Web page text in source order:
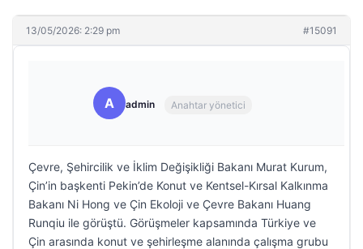
13/05/2026: 2:29 pm #15091
A admin Anahtar yönetici
Çevre, Şehircilik ve İklim Değişikliği Bakanı Murat Kurum,
Çin’in başkenti Pekin’de Konut ve Kentsel-Kırsal Kalkınma
Bakanı Ni Hong ve Çin Ekoloji ve Çevre Bakanı Huang
Runqiu ile görüştü. Görüşmeler kapsamında Türkiye ve
Çin arasında konut ve şehirleşme alanında çalışma grubu